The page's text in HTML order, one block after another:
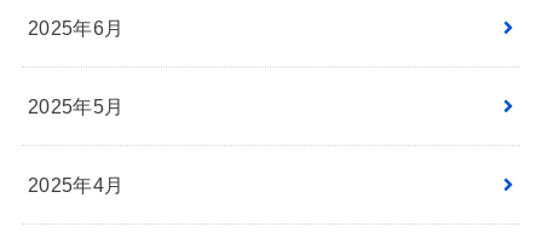
2025年6月
2025年5月
2025年4月